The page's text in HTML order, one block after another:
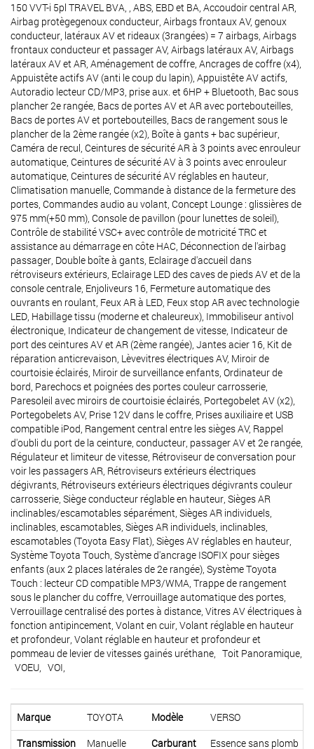
150 VVT-i 5pl TRAVEL BVA, , ABS, EBD et BA, Accoudoir central AR,
Airbag protègegenoux conducteur, Airbags frontaux AV, genoux
conducteur, latéraux AV et rideaux (3rangées) = 7 airbags, Airbags
frontaux conducteur et passager AV, Airbags latéraux AV, Airbags
latéraux AV et AR, Aménagement de coffre, Ancrages de coffre (x4),
Appuistête actifs AV (anti le coup du lapin), Appuistête AV actifs,
Autoradio lecteur CD/MP3, prise aux. et 6HP + Bluetooth, Bac sous
plancher 2e rangée, Bacs de portes AV et AR avec portebouteilles,
Bacs de portes AV et portebouteilles, Bacs de rangement sous le
plancher de la 2ème rangée (x2), Boîte à gants + bac supérieur,
Caméra de recul, Ceintures de sécurité AR à 3 points avec enrouleur
automatique, Ceintures de sécurité AV à 3 points avec enrouleur
automatique, Ceintures de sécurité AV réglables en hauteur,
Climatisation manuelle, Commande à distance de la fermeture des
portes, Commandes audio au volant, Concept Lounge : glissières de
975 mm(+50 mm), Console de pavillon (pour lunettes de soleil),
Contrôle de stabilité VSC+ avec contrôle de motricité TRC et
assistance au démarrage en côte HAC, Déconnection de l'airbag
passager, Double boîte à gants, Eclairage d'accueil dans
rétroviseurs extérieurs, Eclairage LED des caves de pieds AV et de la
console centrale, Enjoliveurs 16, Fermeture automatique des
ouvrants en roulant, Feux AR à LED, Feux stop AR avec technologie
LED, Habillage tissu (moderne et chaleureux), Immobiliseur antivol
électronique, Indicateur de changement de vitesse, Indicateur de
port des ceintures AV et AR (2ème rangée), Jantes acier 16, Kit de
réparation anticrevaison, Lèvevitres électriques AV, Miroir de
courtoisie éclairés, Miroir de surveillance enfants, Ordinateur de
bord, Parechocs et poignées des portes couleur carrosserie,
Paresoleil avec miroirs de courtoisie éclairés, Portegobelet AV (x2),
Portegobelets AV, Prise 12V dans le coffre, Prises auxiliaire et USB
compatible iPod, Rangement central entre les sièges AV, Rappel
d'oubli du port de la ceinture, conducteur, passager AV et 2e rangée,
Régulateur et limiteur de vitesse, Rétroviseur de conversation pour
voir les passagers AR, Rétroviseurs extérieurs électriques
dégivrants, Rétroviseurs extérieurs électriques dégivrants couleur
carrosserie, Siège conducteur réglable en hauteur, Sièges AR
inclinables/escamotables séparément, Sièges AR individuels,
inclinables, escamotables, Sièges AR individuels, inclinables,
escamotables (Toyota Easy Flat), Sièges AV réglables en hauteur,
Système Toyota Touch, Système d'ancrage ISOFIX pour sièges
enfants (aux 2 places latérales de 2e rangée), Système Toyota
Touch : lecteur CD compatible MP3/WMA, Trappe de rangement
sous le plancher du coffre, Verrouillage automatique des portes,
Verrouillage centralisé des portes à distance, Vitres AV électriques à
fonction antipincement, Volant en cuir, Volant réglable en hauteur
et profondeur, Volant réglable en hauteur et profondeur et
pommeau de levier de vitesses gainés uréthane, Toit Panoramique,
VOEU, VOI,
Marque TOYOTA Modèle
VERSO
Transmission
Manuelle Carburant Essence sans plomb